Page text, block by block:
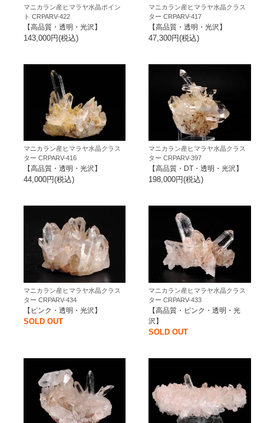
マニカラン産ヒマラヤ水晶ポイン
ト CRPARV-422
【高品質・透明・光沢】
143,000円(税込)
マニカラン産ヒマラヤ水晶クラス
ター CRPARV-417
【高品質・透明・光沢】
47,300円(税込)
マニカラン産ヒマラヤ水晶クラス
ター CRPARV-416
【高品質・透明・光沢】
44,000円(税込)
マニカラン産ヒマラヤ水晶クラス
ター CRPARV-397
【高品質・DT・透明・光沢】
198,000円(税込)
マニカラン産ヒマラヤ水晶クラス
ター CRPARV-434
【ピンク・透明・光沢】
SOLD OUT
マニカラン産ヒマラヤ水晶クラス
ター CRPARV-433
【高品質・ピンク・透明・光
沢】
SOLD OUT